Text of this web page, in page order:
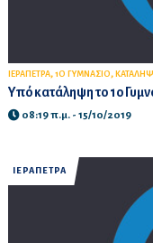
ΙΕΡΑΠΕΤΡΑ, 1Ο ΓΥΜΝΑΣΙΟ,
Υπό κατάληψη το 1ο
08:19 π.μ. - 15/10/2019
ΙΕΡΑΠΕΤΡΑ